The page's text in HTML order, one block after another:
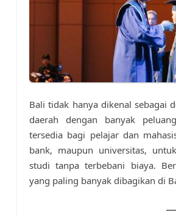
Bali tidak hanya dikenal sebagai
daerah dengan banyak
tersedia bagi pelajar dan
bank, maupun universitas,
studi tanpa terbebani biaya.
yang paling banyak dibagikan di